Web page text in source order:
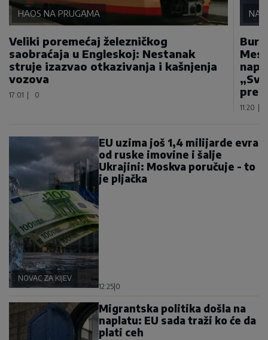
HAOS NA PRUGAMA
Veliki poremećaj železničkog
saobraćaja u Engleskoj: Nestanak
struje izazvao otkazivanja i kašnjenja
vozova
17:01 0
NA
11:20
NOVAC ZA KIJEV
EU uzima još 1,4 milijarde evra
od ruske imovine i šalje
Ukrajini: Moskva poručuje - to
je pljačka
12:25 0
Migrantska politika došla na
naplatu: EU sada traži ko će da
plati ceh